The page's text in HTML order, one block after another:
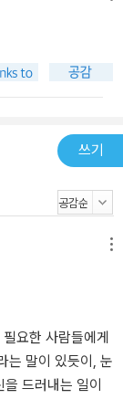
쓰기
요한 사람들에게
는 말이 있듯이, 눈
드러내는 일이